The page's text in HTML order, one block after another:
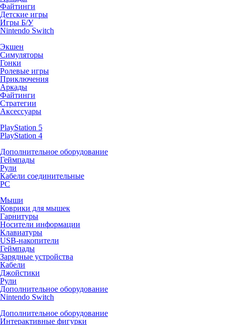
Файтинги
Детские игры
Игры Б/У
Nintendo Switch
Экшен
Симуляторы
Гонки
Ролевые игры
Приключения
Аркады
Файтинги
Стратегии
Аксессуары
PlayStation 5
PlayStation 4
Дополнительное оборудование
Геймпады
Рули
Кабели соединительные
PC
Мыши
Коврики для мышек
Гарнитуры
Носители информации
Клавиатуры
USB-накопители
Геймпады
Зарядные устройства
Кабели
Джойстики
Рули
Дополнительное оборудование
Nintendo Switch
Дополнительное оборудование
Интерактивные фигурки